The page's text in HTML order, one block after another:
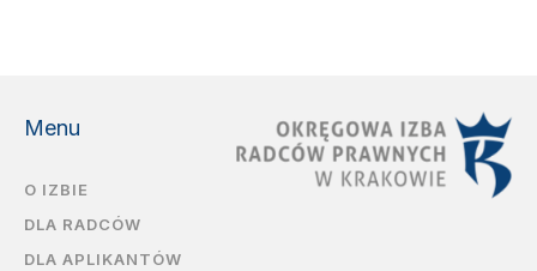
Menu
O IZBIE
DLA RADCÓW
DLA APLIKANTÓW